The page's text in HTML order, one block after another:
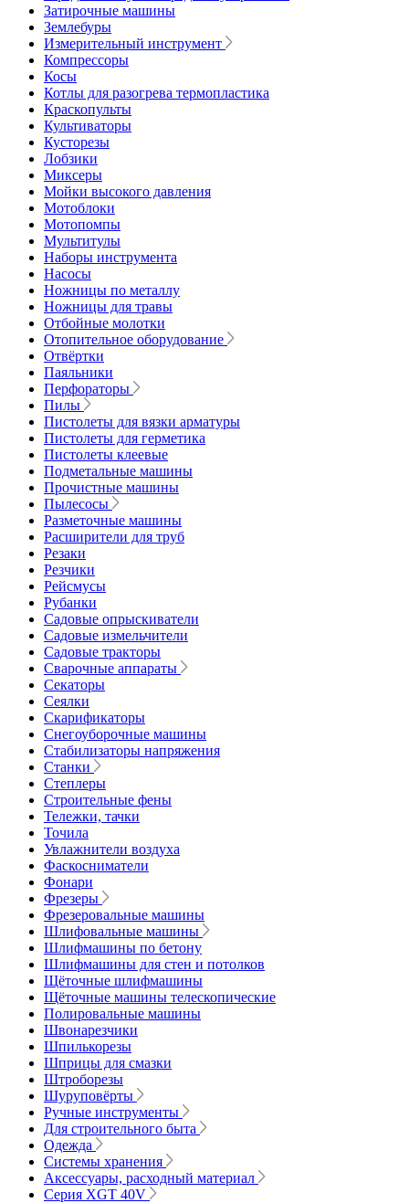
Затирочные машины
Землебуры
Измерительный инструмент
Компрессоры
Косы
Котлы для разогрева термопластика
Краскопульты
Культиваторы
Кусторезы
Лобзики
Миксеры
Мойки высокого давления
Мотоблоки
Мотопомпы
Мультитулы
Наборы инструмента
Насосы
Ножницы по металлу
Ножницы для травы
Отбойные молотки
Отопительное оборудование
Отвёртки
Паяльники
Перфораторы
Пилы
Пистолеты для вязки арматуры
Пистолеты для герметика
Пистолеты клеевые
Подметальные машины
Прочистные машины
Пылесосы
Разметочные машины
Расширители для труб
Резаки
Резчики
Рейсмусы
Рубанки
Садовые опрыскиватели
Садовые измельчители
Садовые тракторы
Сварочные аппараты
Секаторы
Сеялки
Скарификаторы
Снегоуборочные машины
Стабилизаторы напряжения
Станки
Степлеры
Строительные фены
Тележки, тачки
Точила
Увлажнители воздуха
Фаскосниматели
Фонари
Фрезеры
Фрезеровальные машины
Шлифовальные машины
Шлифмашины по бетону
Шлифмашины для стен и потолков
Щёточные шлифмашины
Щёточные машины телескопические
Полировальные машины
Швонарезчики
Шпилькорезы
Шприцы для смазки
Штроборезы
Шуруповёрты
Ручные инструменты
Для строительного быта
Одежда
Системы хранения
Аксессуары, расходный материал
Серия XGT 40V